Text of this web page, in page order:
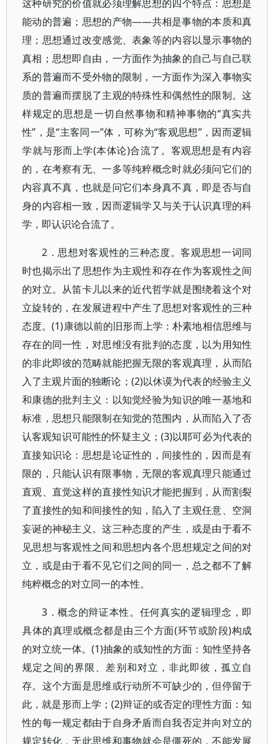
这种研究的价值就必须理解思想的四个特点：思想是
能动的普遍；思想的产物——共相是事物的本质和真
理；思想通过改变感觉、表象等的内容以显示事物的
真相；思想即自由，一方面作为抽象的自己与自己联
系的普遍而不受外物的限制，一方面作为深入事物实
质的普遍而摆脱了主观的特殊性和偶然性的限制。这
样规定的思想是一切自然事物和精神事物的“真实共
性”，是“主客同一”体，可称为“客观思想”，因而逻辑
学就与形而上学(本体论)合流了。客观思想是有内容
的，在考察有无、一多等纯粹概念时就必须问它们的
内容真不真，也就是问它们本身真不真，即是否与自
身的内容相一致，因而逻辑学又与关于认识真理的科
学，即认识论合流了。
2．思想对客观性的三种态度。客观思想一词同
时也揭示出了思想作为主观性和存在作为客观性之间
的对立。从笛卡儿以来的近代哲学就是围绕着这个对
立旋转的，在发展进程中产生了思想对客观性的三种
态度。(1)康德以前的旧形而上学：朴素地相信思维与
存在的同一性，对思维没有批判的态度，以为用知性
的非此即彼的范畴就能把握无限的客观真理，从而陷
入了主观片面的独断论；(2)以休谟为代表的经验主义
和康德的批判主义：以知觉经验为知识的唯一基地和
标准，思想只能限制在知觉的范围内，从而陷入了否
认客观知识可能性的怀疑主义；(3)以耶可必为代表的
直接知识论：思想是论证性的，间接性的，因而是有
限的，只能认识有限事物，无限的客观真理只能通过
直观、直觉这样的直接性知识才能把握到，从而割裂
了直接性的知和间接性的知，陷入了主观任意、空洞
妄诞的神秘主义。这三种态度的产生，或是由于看不
见思想与客观性之间和思想内各个思想规定之间的对
立，或是由于看不见它们之间的同一，总之都不了解
纯粹概念的对立同一的本性。
3．概念的辩证本性。任何真实的逻辑理念，即
具体的真理或概念都是由三个方面(环节或阶段)构成
的对立统一体。(1)抽象的或知性的方面：知性坚持各
规定之间的界限、差别和对立，非此即彼，孤立自
存。这个方面是思维或行动所不可缺少的，但停留于
此，就是形而上学；(2)辩证的或否定的理性方面：知
性的每一规定都由于自身矛盾而自我否定并向对立的
规定转化，无此思维和事物就会是僵死的，不能发展